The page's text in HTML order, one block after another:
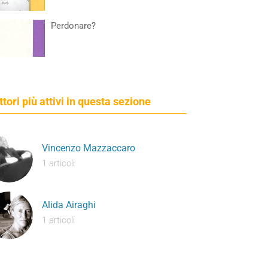
Perdonare?
più attivi in questa sezione
Vincenzo Mazzaccaro
1 articoli
Alida Airaghi
1 articoli